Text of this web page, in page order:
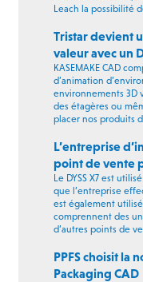
Leach la possibilité
Tristar devient
valeur avec un
KASEMAKE CAD
d’animation
environnements 3D
des étagères ou
placer nos produits
L’entreprise
point de vente
Le DYSS X7 est
que l’entreprise
est également
comprennent des
d’autres points de
PPFS choisit la
Packaging CAD